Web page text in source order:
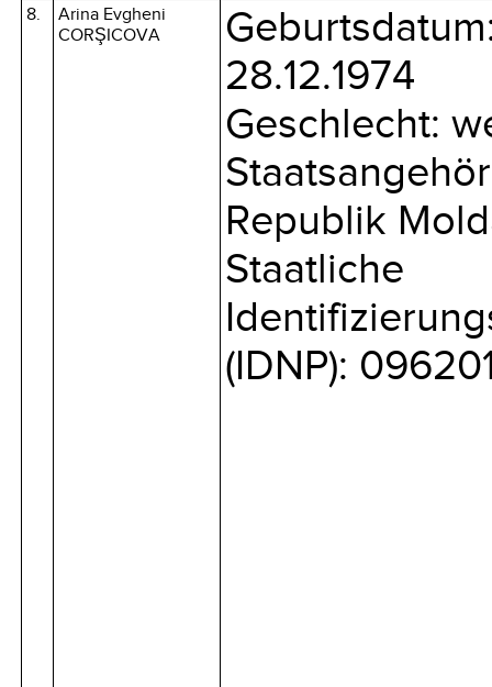
8.
Arina Evgheni
CORŞICOVA
28.12.1974
Geschlecht:
Republik
Staatliche
(IDNP):